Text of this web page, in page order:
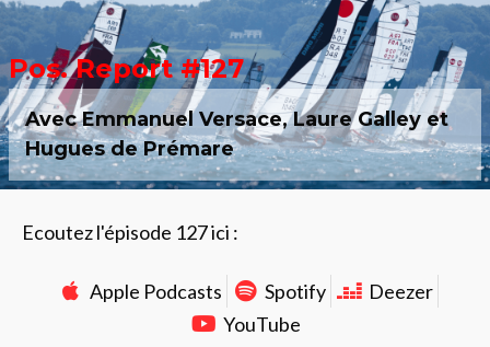
Pos. Report #127
Avec Emmanuel Versace, Laure Galley et
Hugues de Prémare
Ecoutez l'épisode 127 ici :
Apple Podcasts Spotify
Deezer
YouTube